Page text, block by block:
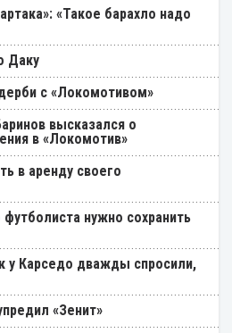
«Такое барахло надо
Даку
с «Локомотивом»
высказался о
в «Локомотив»
в аренду своего
футболиста нужно сохранить
у Карседо дважды спросили,
«Зенит»